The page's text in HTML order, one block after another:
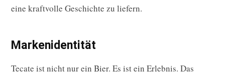
eine kraftvolle Geschichte zu liefern.
Markenidentität
Tecate ist nicht nur ein Bier. Es ist ein Erlebnis. Das